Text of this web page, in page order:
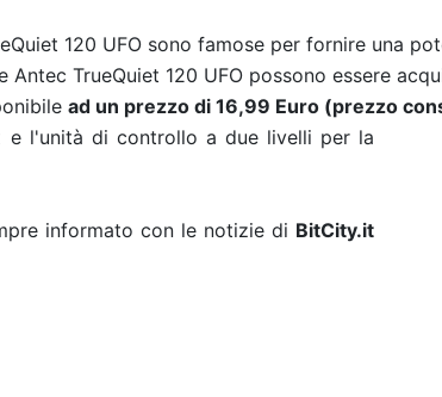
120 UFO sono famose per fornire una
Antec TrueQuiet 120 UFO possono essere
ad un prezzo di 16,99 Euro (prezzo
l'unità di controllo a due livelli per la
informato con le notizie di BitCity.it